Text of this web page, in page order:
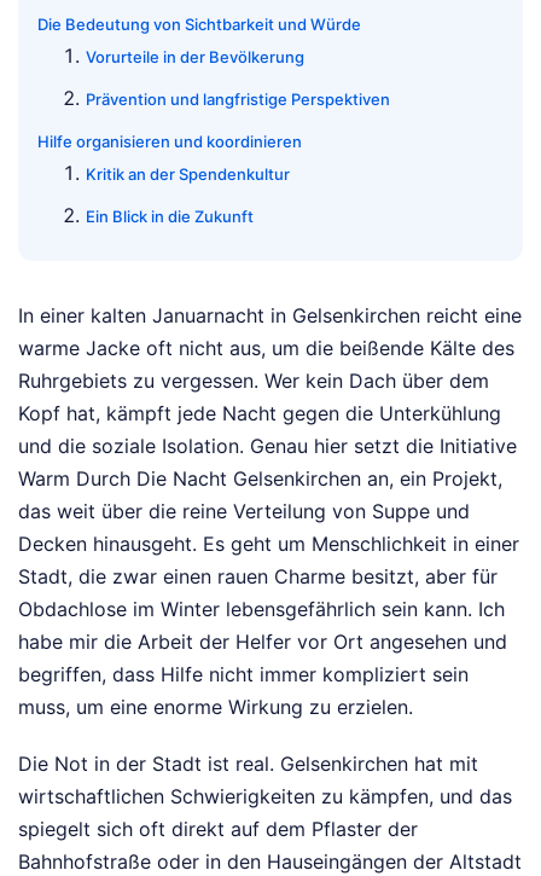
Die Bedeutung von Sichtbarkeit und Würde
Vorurteile in der Bevölkerung
Prävention und langfristige Perspektiven
Hilfe organisieren und koordinieren
Kritik an der Spendenkultur
Ein Blick in die Zukunft
In einer kalten Januarnacht in Gelsenkirchen reicht eine
warme Jacke oft nicht aus, um die beißende Kälte des
Ruhrgebiets zu vergessen. Wer kein Dach über dem
Kopf hat, kämpft jede Nacht gegen die Unterkühlung
und die soziale Isolation. Genau hier setzt die Initiative
Warm Durch Die Nacht Gelsenkirchen an, ein Projekt,
das weit über die reine Verteilung von Suppe und
Decken hinausgeht. Es geht um Menschlichkeit in einer
Stadt, die zwar einen rauen Charme besitzt, aber für
Obdachlose im Winter lebensgefährlich sein kann. Ich
habe mir die Arbeit der Helfer vor Ort angesehen und
begriffen, dass Hilfe nicht immer kompliziert sein
muss, um eine enorme Wirkung zu erzielen.
Die Not in der Stadt ist real. Gelsenkirchen hat mit
wirtschaftlichen Schwierigkeiten zu kämpfen, und das
spiegelt sich oft direkt auf dem Pflaster der
Bahnhofstraße oder in den Hauseingängen der Altstadt